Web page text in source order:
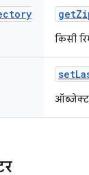
get
किसी
set
ऑब्जेक्ट